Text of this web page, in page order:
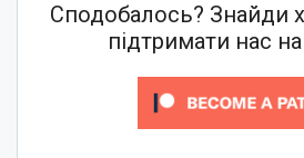
Сподобалось? Знайди
підтримати нас